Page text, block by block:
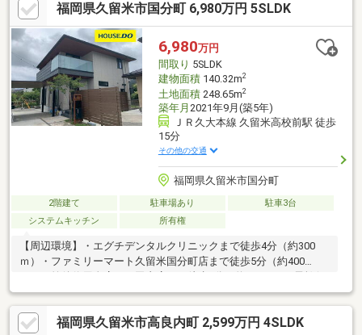
福岡県久留米市国分町 6,980万円 5SLDK
6,980万円
間取り 5SLDK
建物面積140.32m2
土地面積248.65m2
築年月 2021年9月(築5年)
ＪＲ久大本線 久留米高校前駅 徒歩
15分
その他の交通
福岡県久留米市国分町
2階建て 駐車場あり
駐車3台
システムキッチン
所有権
【周辺環境】・エグチデンタルクリニックまで徒歩4分（約300
ｍ）・ファミリーマート久留米国分町店まで徒歩5分（約400
育園まで徒歩8分（約600ｍ）・業務スーパー国分店まで徒歩14分
（約1100ｍ）
福岡県久留米市高良内町 2,599万円 4SLDK